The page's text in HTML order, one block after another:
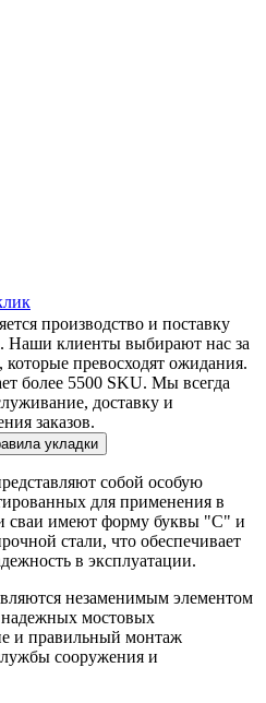
производство и поставку
Наши клиенты выбирают нас за
которые превосходят ожидания.
более 5500 SKU. Мы всегда
доставку и
заказов.
укладки
собой особую
для применения в
сваи имеют форму буквы "С" и
стали, что обеспечивает
в эксплуатации.
незаменимым элементом
мостовых
и правильный монтаж
сооружения и